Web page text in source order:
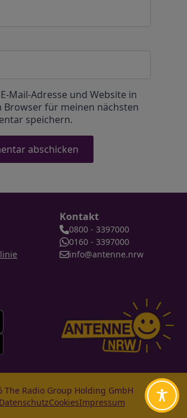
Mail-Adresse und Website in
Browser für meinen nächsten
speichern.
Kontakt
0800 - 3397000
0160 - 3397000
info@antenne.nrw
The Radio Group Holding GmbH
DatenschutzCookiesImpressum